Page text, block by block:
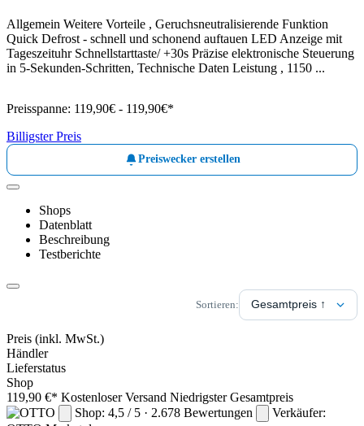
Allgemein Weitere Vorteile , Geruchsneutralisierende Funktion
Quick Defrost - schnell und schonend auftauen LED Anzeige mit
Tageszeituhr Schnellstarttaste/ +30s Präzise elektronische Steuerung
in 5-Sekunden-Schritten, Technische Daten Leistung , 1150 ...
Preisspanne: 119,90€ - 119,90€*
Billigster Preis
Preiswecker erstellen
Shops
Datenblatt
Beschreibung
Testberichte
Sortieren:
Preis (inkl. MwSt.)
Händler
Lieferstatus
Shop
119,90 €* Kostenloser Versand Niedrigster Gesamtpreis
Shop: 4,5 / 5 · 2.678 Bewertungen
Verkäufer: